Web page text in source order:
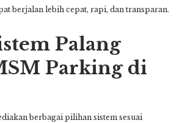
berjalan lebih cepat, rapi, dan transparan.
Palang
Parking di
berbagai pilihan sistem sesuai